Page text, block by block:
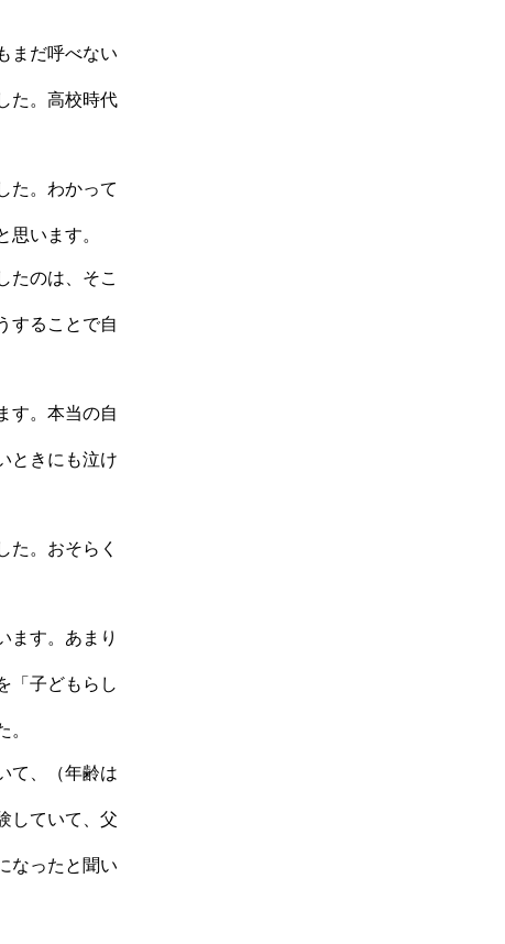
まだ呼べない
た。高校時代
た。わかって
います。
たのは、そこ
することで自
す。本当の自
ときにも泣け
た。おそらく
ます。あまり
「子どもらし
て、（年齢は
していて、父
なったと聞い